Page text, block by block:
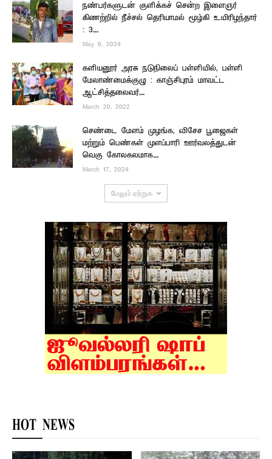
நண்பர்களுடன் குளிக்கச் சென்ற இளைஞர்
கிணற்றில் நீச்சல் தெரியாமல் மூழ்கி உயிரிழந்தார்
: 3...
May 9, 2024
களியனூர் அரசு நடுநிலைப் பள்ளியில், பள்ளி
மேலாண்மைக்குழு : காஞ்சிபுரம் மாவட்ட
ஆட்சித்தலைவர்...
March 20, 2022
செண்டை மேளம் முழங்க, விசேச பூஜைகள்
மற்றும் பெண்கள் முளப்பாரி ஊர்வலத்துடன்
வெகு கோலகலமாக...
March 17, 2024
மேலும் ஏற்றுக
HOT NEWS